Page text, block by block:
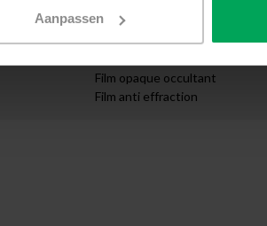
AanpassenFilm décoratif
Film sécurité
Film opaque occultant
Film anti effraction